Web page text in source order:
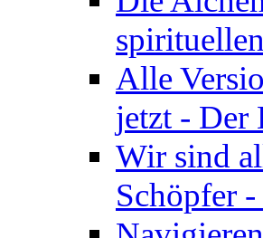
Alle
jetzt - Der
Wir sind
Schöpfer